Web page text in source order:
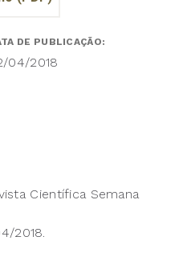
DE PUBLICAÇÃO:
04/2018
Científica Semana
2018.